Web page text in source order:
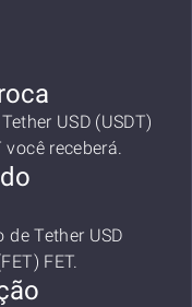
USD (USDT)
você receberá.
Tether USD
FET.